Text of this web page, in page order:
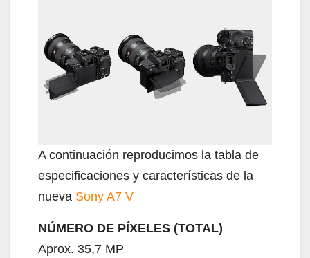
A continuación reproducimos la tabla de
especificaciones y características de la
nueva Sony A7 V
NÚMERO DE PÍXELES (TOTAL)
Aprox. 35,7 MP